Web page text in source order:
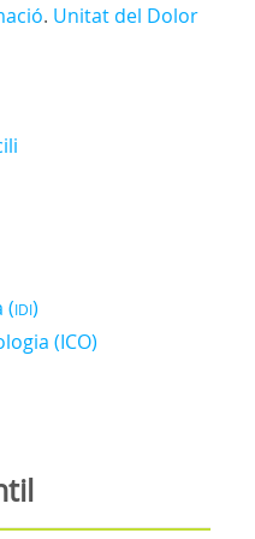
. Unitat del Dolor
(IDI)
(ICO)